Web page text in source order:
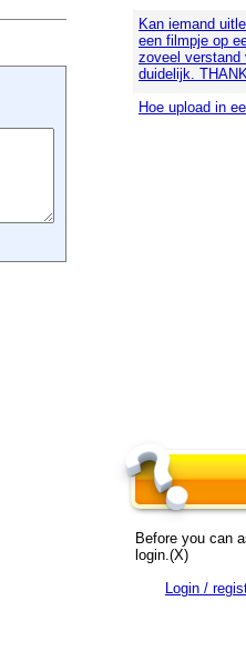
Kan iemand
een filmpje op
zoveel verstand
duidelijk.
Hoe upload in
Before you can
login.(X)
Login /